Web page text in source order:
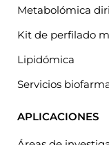
Metabolómica
Kit de perfilado
Lipidómica
Servicios
APLICACIONES